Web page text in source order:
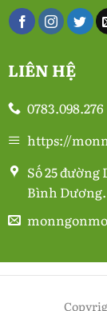
LIÊN HỆ
0783.098.276
https://
Số 25
Bình Dương.